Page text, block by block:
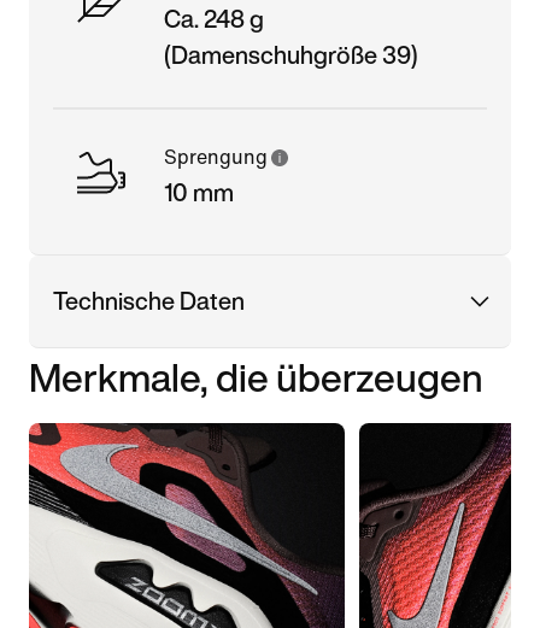
Ca. 248 g
(Damenschuhgröße 39)
Sprengung
10 mm
Technische Daten
Merkmale, die überzeugen